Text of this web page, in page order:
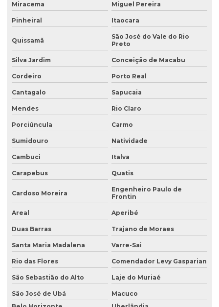
Coleta de amostra de água para análise microbiológica
Coleta de amostras de água
Coleta de amostras de água e efluentes
Coleta de efluentes líquidos
Consultoria ambiental
Consultoria ambiental para empresas
Consultoria ambiental e florestal
Consultoria ambiental rural
Consultoria ambiental serviços
Consultoria área ambiental
Consultoria e assessoria ambiental
Consultoria em gestão ambiental
Consultoria inventário florestal
Consultoria e licenciamento ambiental
Miracema Miguel Pereira
Pinheiral Itaocara
Quissamã
São José do Vale do Rio
Preto
Silva Jardim Conceição de Macabu
Cordeiro Porto Real
Cantagalo Sapucaia
Mendes Rio Claro
Porciúncula Carmo
Sumidouro Natividade
Cambuci Italva
Carapebus Quatis
Cardoso Moreira
Engenheiro Paulo de
Frontin
Areal Aperibé
Duas Barras Trajano de Moraes
Santa Maria Madalena Varre-Sai
Rio das Flores Comendador Levy Gasparian
São Sebastião do Alto Laje do Muriaé
São José de Ubá
Macuco